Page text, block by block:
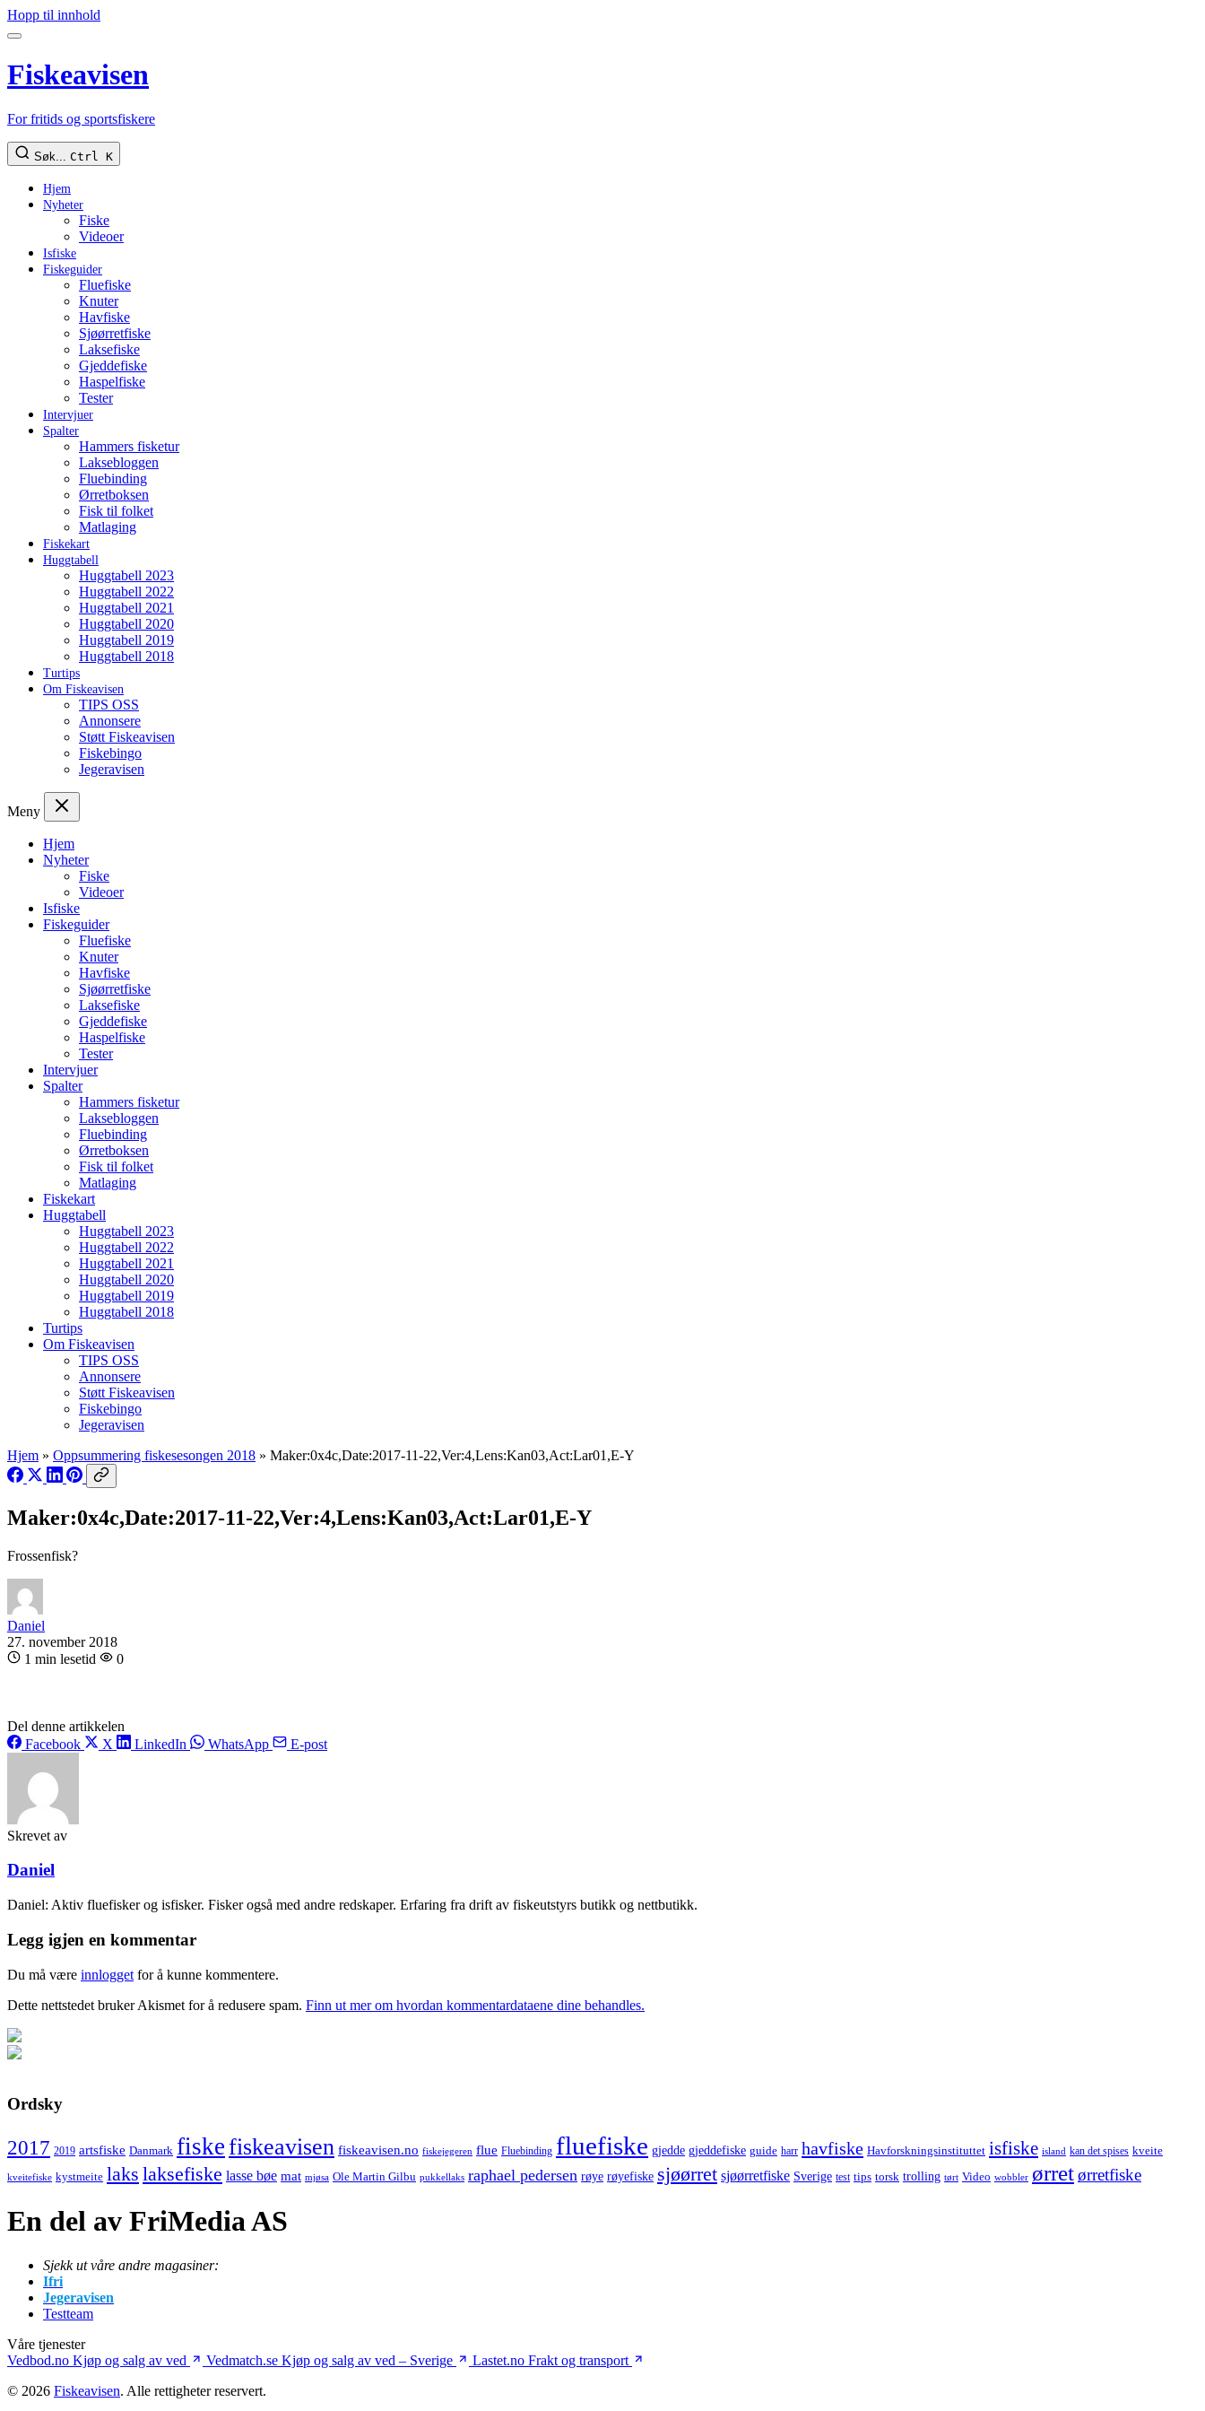
Hopp til innhold
Fiskeavisen
For fritids og sportsfiskere
Søk... Ctrl K
Hjem
Nyheter
Fiske
Videoer
Isfiske
Fiskeguider
Fluefiske
Knuter
Havfiske
Sjøørretfiske
Laksefiske
Gjeddefiske
Haspelfiske
Tester
Intervjuer
Spalter
Hammers fisketur
Laksebloggen
Fluebinding
Ørretboksen
Fisk til folket
Matlaging
Fiskekart
Huggtabell
Huggtabell 2023
Huggtabell 2022
Huggtabell 2021
Huggtabell 2020
Huggtabell 2019
Huggtabell 2018
Turtips
Om Fiskeavisen
TIPS OSS
Annonsere
Støtt Fiskeavisen
Fiskebingo
Jegeravisen
Meny
Hjem
Nyheter
Fiske
Videoer
Isfiske
Fiskeguider
Fluefiske
Knuter
Havfiske
Sjøørretfiske
Laksefiske
Gjeddefiske
Haspelfiske
Tester
Intervjuer
Spalter
Hammers fisketur
Laksebloggen
Fluebinding
Ørretboksen
Fisk til folket
Matlaging
Fiskekart
Huggtabell
Huggtabell 2023
Huggtabell 2022
Huggtabell 2021
Huggtabell 2020
Huggtabell 2019
Huggtabell 2018
Turtips
Om Fiskeavisen
TIPS OSS
Annonsere
Støtt Fiskeavisen
Fiskebingo
Jegeravisen
Hjem » Oppsummering fiskesesongen 2018 » Maker:0x4c,Date:2017-11-22,Ver:4,Lens:Kan03,Act:Lar01,E-Y
Maker:0x4c,Date:2017-11-22,Ver:4,Lens:Kan03,Act:Lar01,E-Y
Frossenfisk?
Daniel
27. november 2018
1 min lesetid
0
Del denne artikkelen
Facebook
X LinkedIn WhatsApp E-post
Skrevet av
Daniel
Daniel: Aktiv fluefisker og isfisker. Fisker også med andre redskaper. Erfaring fra drift av fiskeutstyrs butikk og nettbutikk.
Legg igjen en kommentar
Du må være innlogget for å kunne kommentere.
Dette nettstedet bruker Akismet for å redusere spam. Finn ut mer om hvordan kommentardataene dine behandles.
Ordsky
2017 2019 artsfiske Danmark fiskefiskeavisen fiskeavisen.no fiskejegeren flue Fluebinding fluefiske gjedde gjeddefiske guide harr havfiske Havforskningsinstituttet isfiske island kan det spises kveite
kveitefiske kystmeite laks laksefiske lasse bøe mat mjøsa Ole Martin Gilbu pukkellaks raphael pedersen røye røyefiske sjøørret sjøørretfiske Sverige test tips torsk trolling tørt Video wobbler ørretørretfiske
En del av FriMedia AS
Sjekk ut våre andre magasiner:
Ifri
Jegeravisen
Testteam
Våre tjenester
Vedbod.no Kjøp og salg av ved Vedmatch.se Kjøp og salg av ved – Sverige Lastet.no Frakt og transport
© 2026 Fiskeavisen. Alle rettigheter reservert.